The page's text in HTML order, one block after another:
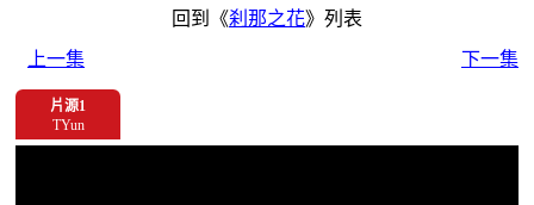
回到《刹那之花》列表
上一集
下一集
片源1
TYun